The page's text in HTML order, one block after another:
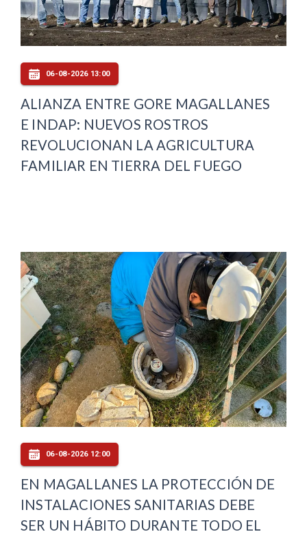
06-08-2026 13:00
ALIANZA ENTRE GORE MAGALLANES
E INDAP: NUEVOS ROSTROS
REVOLUCIONAN LA AGRICULTURA
FAMILIAR EN TIERRA DEL FUEGO
06-08-2026 12:00
EN MAGALLANES LA PROTECCIÓN DE
INSTALACIONES SANITARIAS DEBE
SER UN HÁBITO DURANTE TODO EL